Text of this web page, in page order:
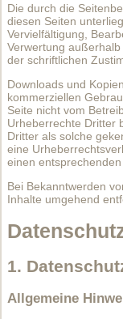
Die durch die
diesen Seiten
Vervielfältigung,
Verwertung
der schriftlichen
Downloads und
kommerziellen
Seite nicht vom
Urheberrechte Dritter
Dritter als solche
eine
einen entsprechenden
Bei Bekanntwerden
Inhalte umgehend
1.
Allgemeine